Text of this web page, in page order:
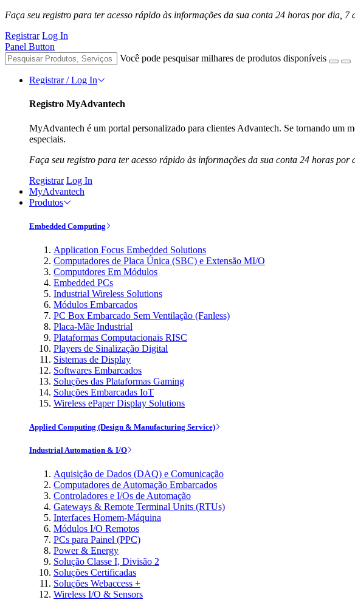
Faça seu registro para ter acesso rápido às informações da sua conta 24 horas por dia, 7
Registrar Log In
Panel Button
Você pode pesquisar milhares de produtos disponíveis
Registrar / Log In
Registro MyAdvantech
MyAdvantech é um portal personalizado para clientes Advantech. Se tornando um
especiais.
Faça seu registro para ter acesso rápido às informações da sua conta 24 horas por
Registrar Log In
MyAdvantech
Produtos
Embedded Computing
Application Focus Embedded Solutions
Computadores de Placa Única (SBC) e Extensão MI/O
Computdores Em Módulos
Embedded PCs
Industrial Wireless Solutions
Módulos Embarcados
PC Box Embarcado Sem Ventilação (Fanless)
Placa-Mãe Industrial
Plataformas Computacionais RISC
Players de Sinalização Digital
Sistemas de Display
Softwares Embarcados
Soluções das Plataformas Gaming
Soluções Embarcadas IoT
Wireless ePaper Display Solutions
Applied Computing (Design & Manufacturing Service)
Industrial Automation & I/O
Aquisição de Dados (DAQ) e Comunicação
Computadores de Automação Embarcados
Controladores e I/Os de Automação
Gateways & Remote Terminal Units (RTUs)
Interfaces Homem-Máquina
Módulos I/O Remotos
PCs para Painel (PPC)
Power & Energy
Solução Classe I, Divisão 2
Soluções Certificadas
Soluções Webaccess +
Wireless I/O & Sensors